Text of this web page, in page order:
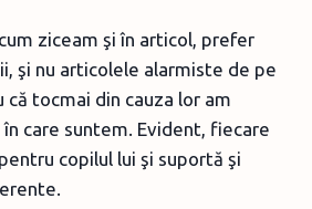
ziceam şi în articol, prefer
şi nu articolele alarmiste de pe
tocmai din cauza lor am
care suntem. Evident, fiecare
copilul lui şi suportă şi